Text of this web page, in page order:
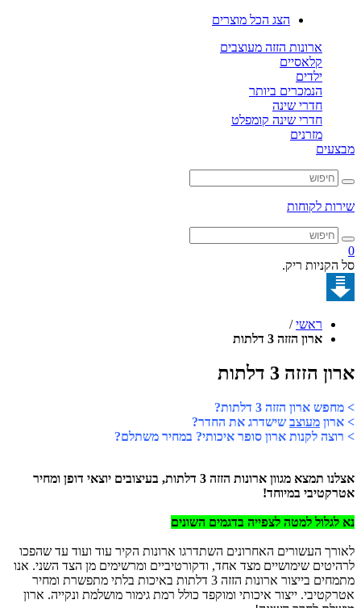
הצג הכל מוצרים
ארונות הזזה מעוצבים
קלאסיים
הנמכרים ביותר
חדרי שינה
חדרי שינה קומפלט
מזרנים
לקוחות
ריק.
ראשי
/
ארון הזזה 3 דלתות
3 דלתות
ארון הזזה 3 דלתות?
מעוצבשישדרג את החדר?
לקנות ארון סופר איכותי? במחיר משתלם?
אצלנו תמצא מגוון ארונות הזזה 3 דלתות, בעיצובים יוצאי דופן ומחיר
במיוחד!
למטה לצפייה בדגמים השונים
העשורים האחרונים השתדרגו ארונות הקיר עוד ועוד עד שהפכו
שימושיים מצד אחד, ודקורטיביים ומרשימים מן הצד השני. אנו
מתמחים בייצור ארונות הזזה 3 דלתות באיכות בלתי מתפשרת ומחיר
ייצור איכותי ומוקפד כולל רמת גימור מושלמת ונקייה. ארון